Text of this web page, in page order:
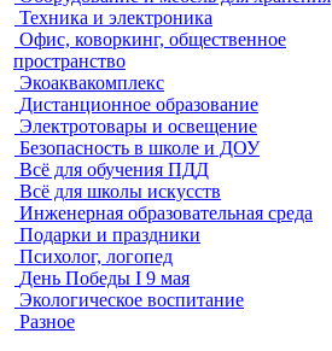
Техника и электроника
Офис, коворкинг, общественное
пространство
Экоаквакомплекс
Дистанционное образование
Электротовары и освещение
Безопасность в школе и ДОУ
Всё для обучения ПДД
Всё для школы искусств
Инженерная образовательная среда
Подарки и праздники
Психолог, логопед
День Победы I 9 мая
Экологическое воспитание
Разное